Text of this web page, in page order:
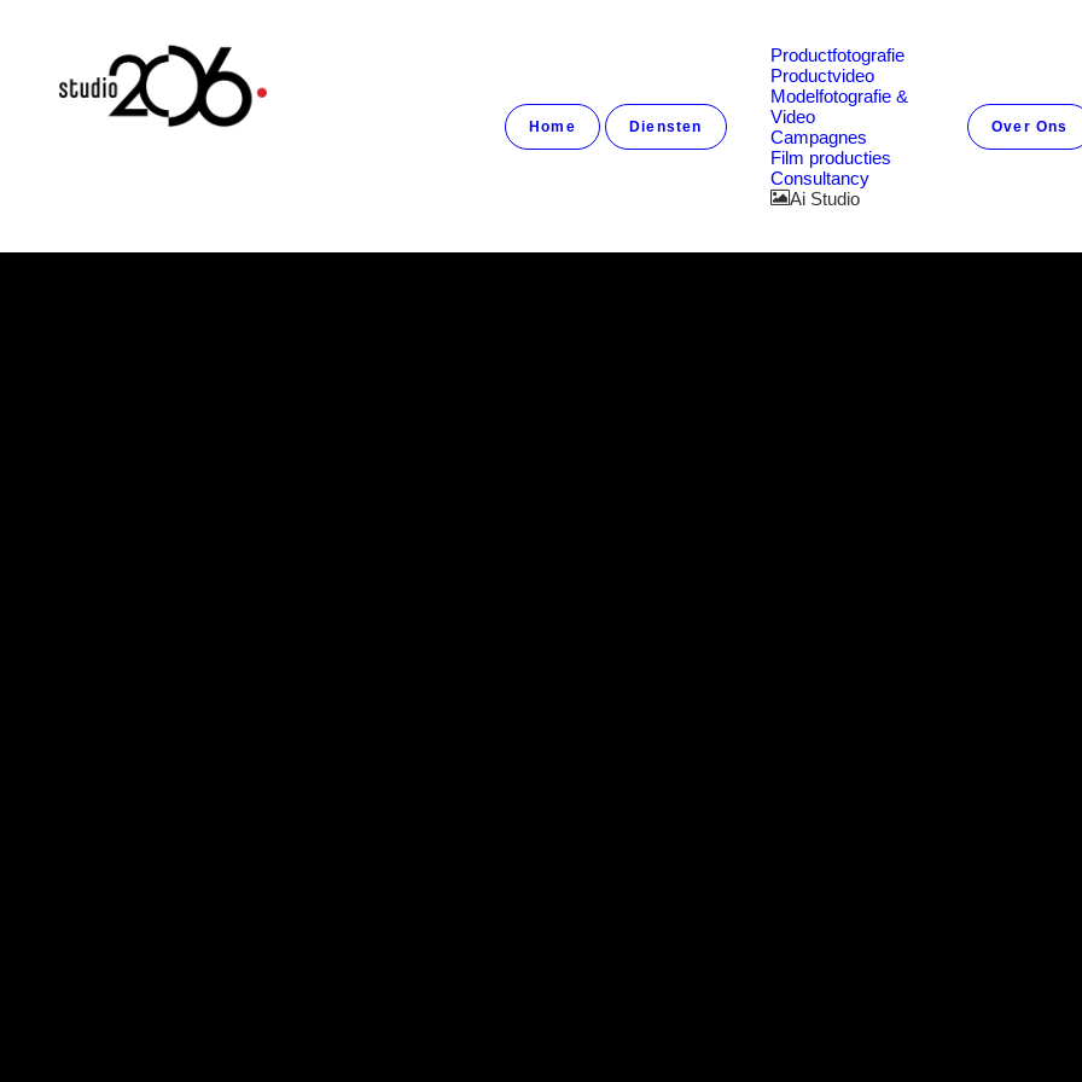
Home Diensten
Productfotografie
Productvideo
Modelfotografie &
Video
Campagnes
Film producties
Consultancy
Ai Studio
Over Ons
© 2020 Studio 206 fotografie & video. All rights reserved |